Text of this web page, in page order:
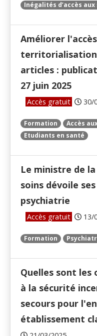
Inégalités d’accès aux
Améliorer
articles :
27 juin 2025
Accès gratuit 30/
Formation Accès
Etudiants en santé
Le ministre de
soins dévoile
psychiatrie
Accès gratuit 13/
Formation
Quelles sont
à la sécurité
secours pour
établissement